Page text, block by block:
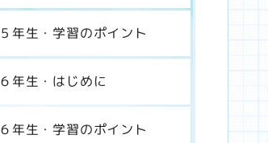
５年生・学習のポイント
６年生・はじめに
６年生・学習のポイント